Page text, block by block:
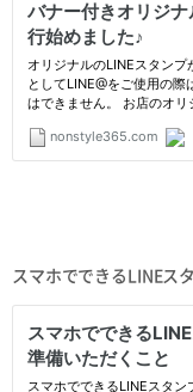
スマホでできるLINEス